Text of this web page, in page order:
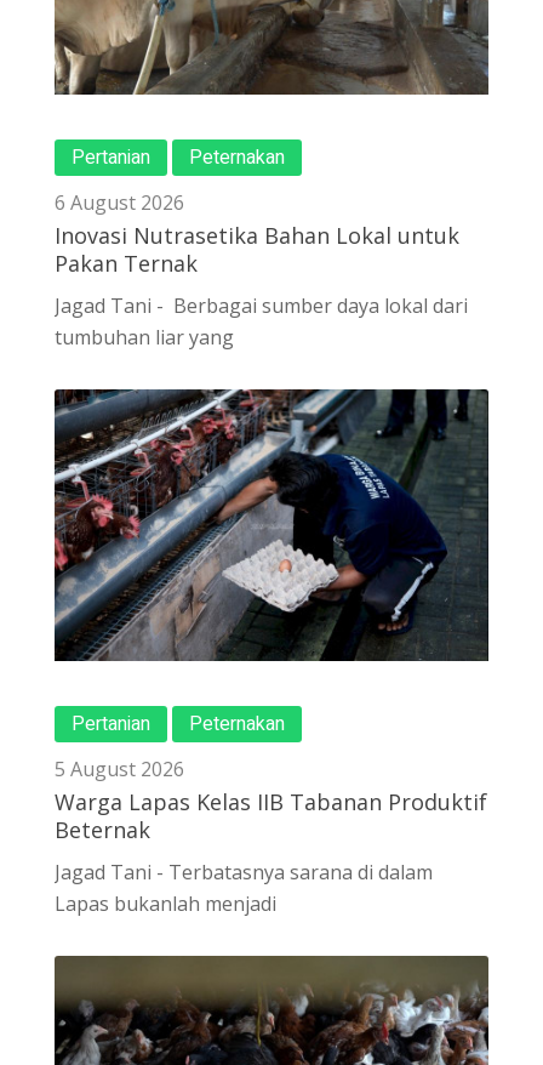
Pertanian Peternakan
6 August 2026
Inovasi Nutrasetika Bahan Lokal untuk
Pakan Ternak
Jagad Tani - Berbagai sumber daya lokal dari
tumbuhan liar yang
Pertanian Peternakan
5 August 2026
Warga Lapas Kelas IIB Tabanan Produktif
Beternak
Jagad Tani - Terbatasnya sarana di dalam
Lapas bukanlah menjadi